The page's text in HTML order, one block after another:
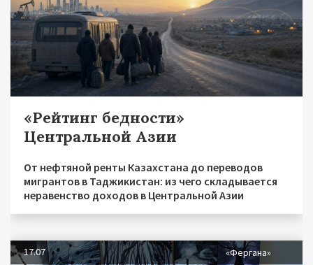
«Рейтинг бедности»
Центральной Азии
От нефтяной ренты Казахстана до переводов
мигрантов в Таджикистан: из чего складывается
неравенство доходов в Центральной Азии
17.07 «Фергана»